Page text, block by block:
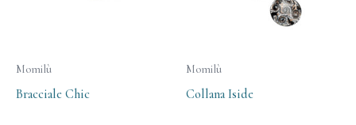
Momilù
Bracciale Chic
Momilù
Collana Iside